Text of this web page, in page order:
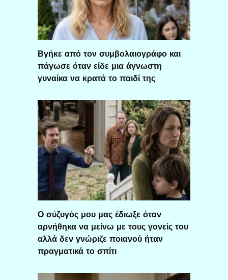
Βγήκε από τον συμβολαιογράφο και
πάγωσε όταν είδε μια άγνωστη
γυναίκα να κρατά το παιδί της
Ο σύζυγός μου μας έδιωξε όταν
αρνήθηκα να μείνω με τους γονείς του
αλλά δεν γνώριζε ποιανού ήταν
πραγματικά το σπίτι